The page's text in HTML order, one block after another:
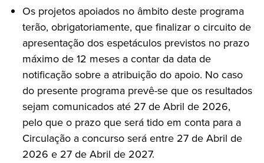
Os projetos apoiados no âmbito deste programa
terão, obrigatoriamente, que finalizar o circuito de
apresentação dos espetáculos previstos no prazo
máximo de 12 meses a contar da data de
notificação sobre a atribuição do apoio. No caso
do presente programa prevê-se que os resultados
sejam comunicados até 27 de Abril de 2026,
pelo que o prazo que será tido em conta para a
Circulação a concurso será entre 27 de Abril de
2026 e 27 de Abril de 2027.